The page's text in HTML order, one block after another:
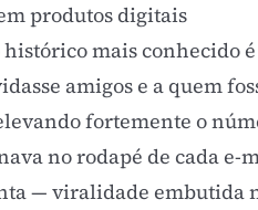
produtos digitais
mais conhecido
amigos e a quem
fortemente o
no rodapé de cada
— viralidade embutida